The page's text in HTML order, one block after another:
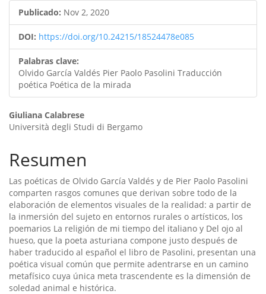
Publicado: Nov 2, 2020
DOI: https://doi.org/10.24215/18524478e085
Palabras clave:
Olvido García Valdés Pier Paolo Pasolini Traducción
poética Poética de la mirada
Contenido
principal
del
artículo
Giuliana Calabrese
Università degli Studi di Bergamo
Resumen
Las poéticas de Olvido Garcí­a Valdés y de Pier Paolo Pasolini
comparten rasgos comunes que derivan sobre todo de la
elaboración de elementos visuales de la realidad: a partir de
la inmersión del sujeto en entornos rurales o artí­sticos, los
poemarios La religión de mi tiempo del italiano y Del ojo al
hueso, que la poeta asturiana compone justo después de
haber traducido al español el libro de Pasolini, presentan una
poética visual común que permite adentrarse en un camino
metafí­sico cuya única meta trascendente es la dimensión de
soledad animal e histórica.